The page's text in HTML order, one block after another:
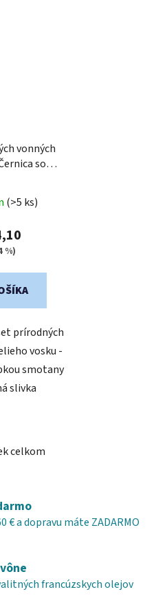
vonných
so
(>5 ks)
%)
prírodných
vosku -
smotany
slivka
O
á
d
i
e
p
celkom
€ a dopravu máte ZADARMO
francúzskych olejov